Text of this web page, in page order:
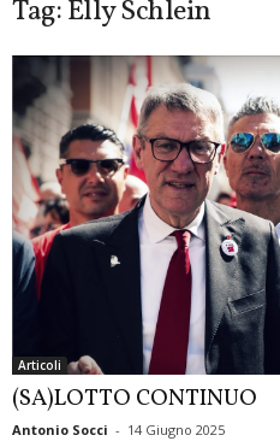
Tag: Elly Schlein
Articoli
(SA)LOTTO CONTINUO
Antonio Socci - 14 Giugno 2025